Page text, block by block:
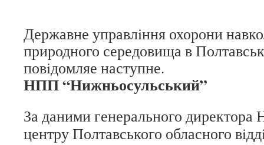
Державне управлiння охорони
природного середовища в
повiдомляе наступне.
НПП “Нижньосульський”
За даними генерального директора
центру Полтавського обласного